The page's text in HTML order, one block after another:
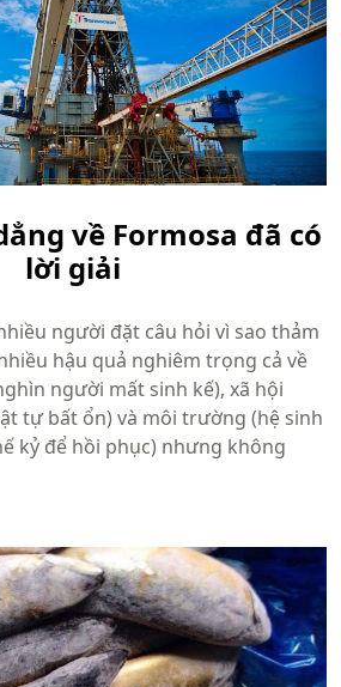
về Formosa đã có
lời giải
người đặt câu hỏi vì sao thảm
hậu quả nghiêm trọng cả về
người mất sinh kế), xã hội
tự bất ổn) và môi trường (hệ sinh
kỷ để hồi phục) nhưng không